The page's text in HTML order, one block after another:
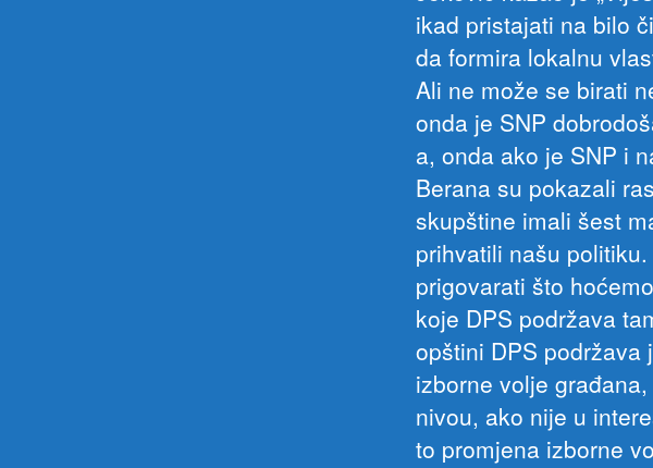
ikad pristajati na bilo
da formira lokalnu
Ali ne može se birati
onda je SNP
a, onda ako je SNP i
Berana su pokazali
skupštine imali šest
prihvatili našu
prigovarati što
koje DPS podržava
opštini DPS
izborne volje
nivou, ako nije u
to promjena izborne